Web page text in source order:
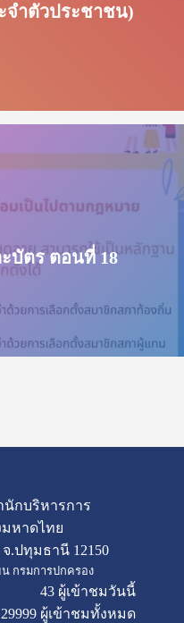
จำตัวประชาชน)
บัตร ตอนที่ 18
นักบริหารการ
หาดไทย
.ปทุมธานี 12150
กรมการปกครอง
43 ผู้เข้าชมวันนี้
29999 ผู้เข้าชมทั้งหมด